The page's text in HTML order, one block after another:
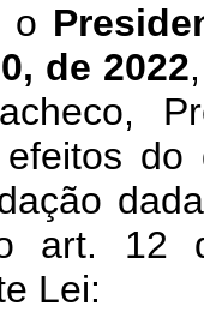
o
de 2022
art. 12
Lei: